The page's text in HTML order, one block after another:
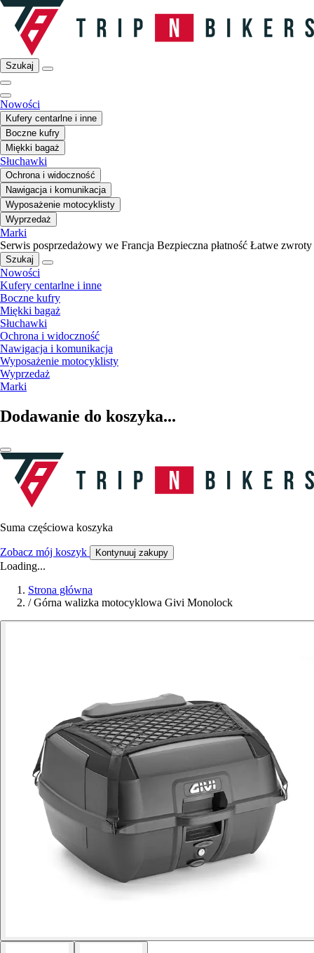
Szukaj
Nowości
Kufery centarlne i inne
Boczne kufry
Miękki bagaż
Słuchawki
Ochrona i widoczność
Nawigacja i komunikacja
Wyposażenie motocyklisty
Wyprzedaż
Marki
Serwis posprzedażowy we Francja Bezpieczna płatność Łatwe zwroty
Szukaj
Nowości
Kufery centarlne i inne
Boczne kufry
Miękki bagaż
Słuchawki
Ochrona i widoczność
Nawigacja i komunikacja
Wyposażenie motocyklisty
Wyprzedaż
Marki
Dodawanie do koszyka...
Suma częściowa koszyka
Zobacz mój koszyk Kontynuuj zakupy
Loading...
Strona główna
/ Górna walizka motocyklowa Givi Monolock